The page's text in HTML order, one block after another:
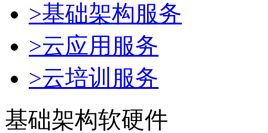
>基础架构服务
>云应用服务
>云培训服务
基础架构软硬件